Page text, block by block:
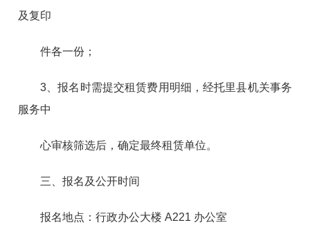
及复印
件各一份；
3、报名时需提交租赁费用明细，经托里县机关事务
服务中
心审核筛选后，确定最终租赁单位。
三、报名及公开时间
报名地点：行政办公大楼 A221 办公室